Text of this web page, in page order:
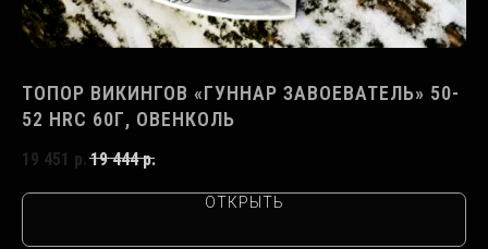
ТОПОР ВИКИНГОВ «ГУННАР ЗАВОЕВАТЕЛЬ» 50-
52 HRC 60Г, ОВЕНКОЛЬ
19 451 р. 19 444 р.
ОТКРЫТЬ